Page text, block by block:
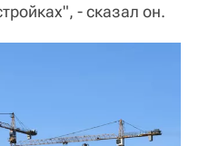
- сказал он.